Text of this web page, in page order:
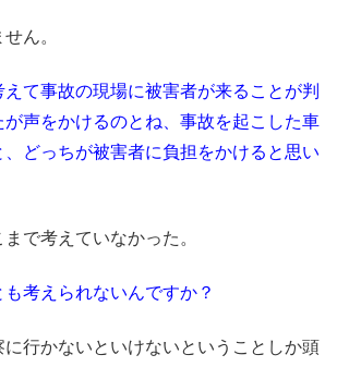
ん。
えて事故の現場に被害者が来ることが判
が声をかけるのとね、事故を起こした車
、どっちが被害者に負担をかけると思い
で考えていなかった。
も考えられないんですか？
行かないといけないということしか頭